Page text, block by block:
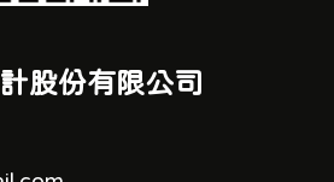
股份有限公司